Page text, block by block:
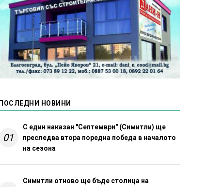
ПОСЛЕДНИ НОВИНИ
01
С един наказан "Септември" (Симитли) ще
преследва втора поредна победа в началото
на сезона
Симитли отново ще бъде столица на